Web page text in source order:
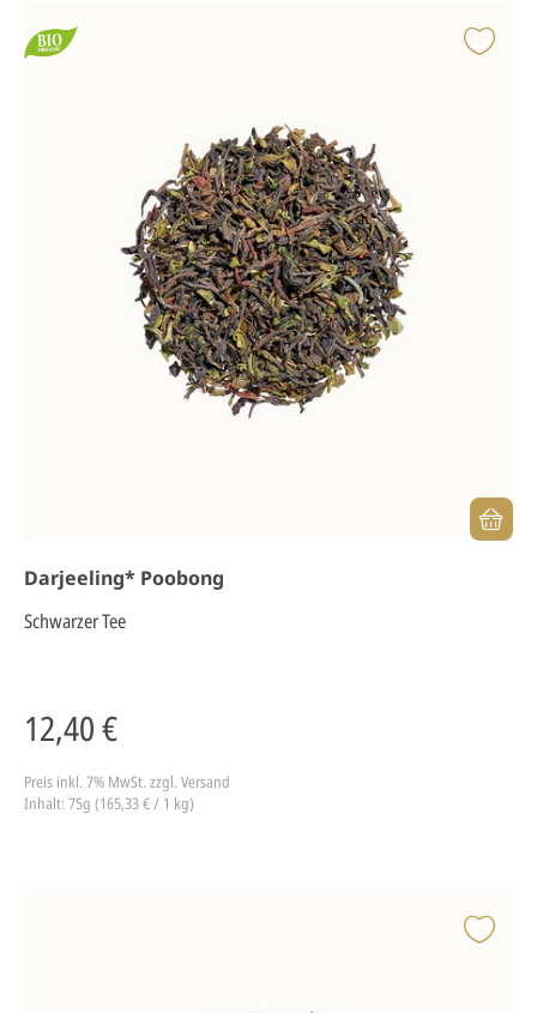
Darjeeling* Poobong
Schwarzer Tee
12,40 €
Preis inkl. 7% MwSt. zzgl. Versand
Inhalt: 75g (165,33 € / 1 kg)